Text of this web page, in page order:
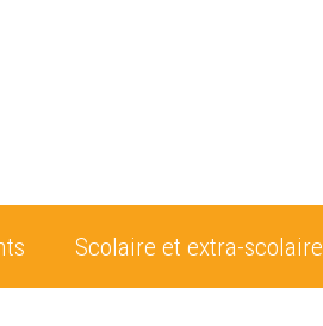
Scolaire et extra-scolaire